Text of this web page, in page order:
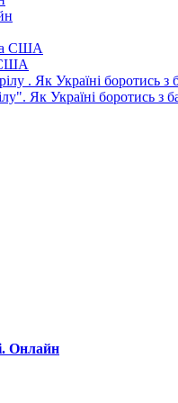
США
Як Україні боротись з
Онлайн